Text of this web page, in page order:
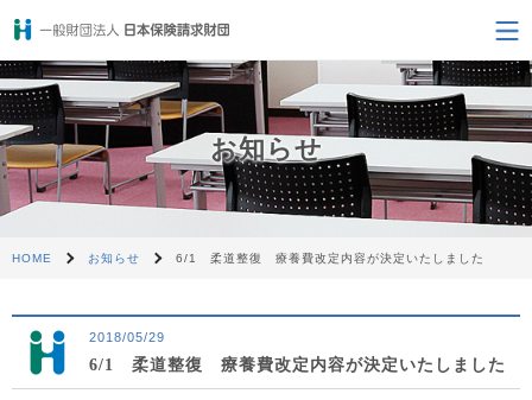
お知らせ
HOME お知らせ 6/1 柔道整復 療養費改定内容が決定いたしました
2018/05/29
6/1 柔道整復 療養費改定内容が決定いたしました